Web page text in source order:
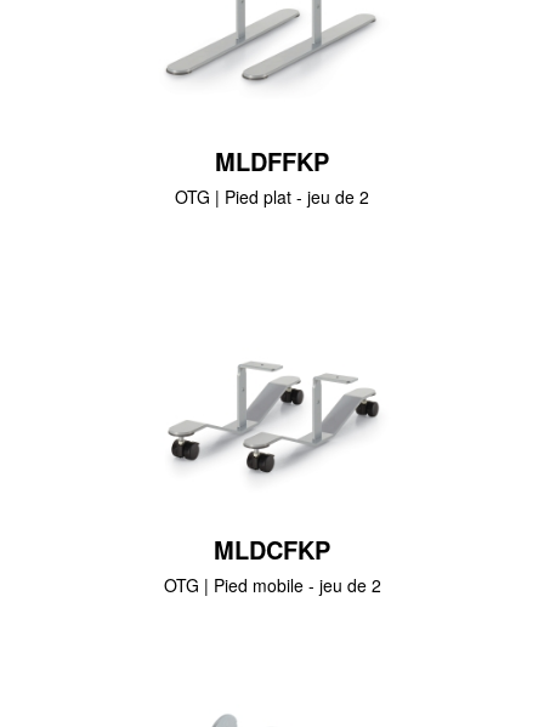
MLDFFKP
OTG | Pied plat - jeu de 2
MLDCFKP
OTG | Pied mobile - jeu de 2